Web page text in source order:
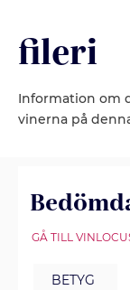
fileri
Information om
vinerna på
GÅ TILL
BETYG